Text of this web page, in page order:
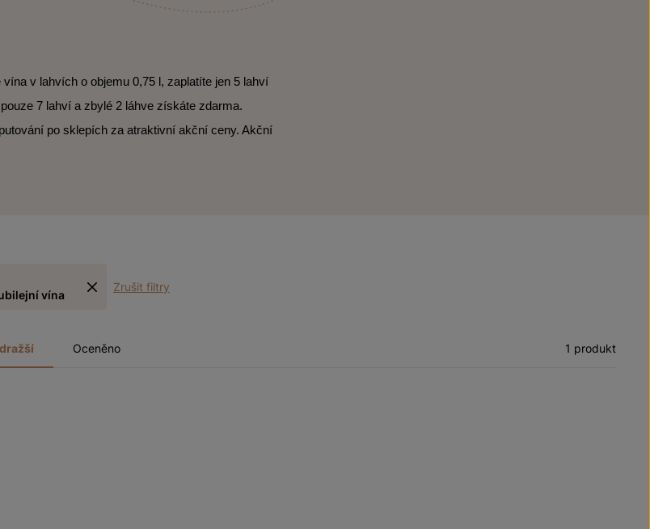
v lahvích o objemu 0,75 l, zaplatíte jen 5 lahví
7 lahví a zbylé 2 láhve získáte zdarma.
po sklepích za atraktivní akční ceny. Akční
vína
Zrušit filtry
Oceněno 1 produkt